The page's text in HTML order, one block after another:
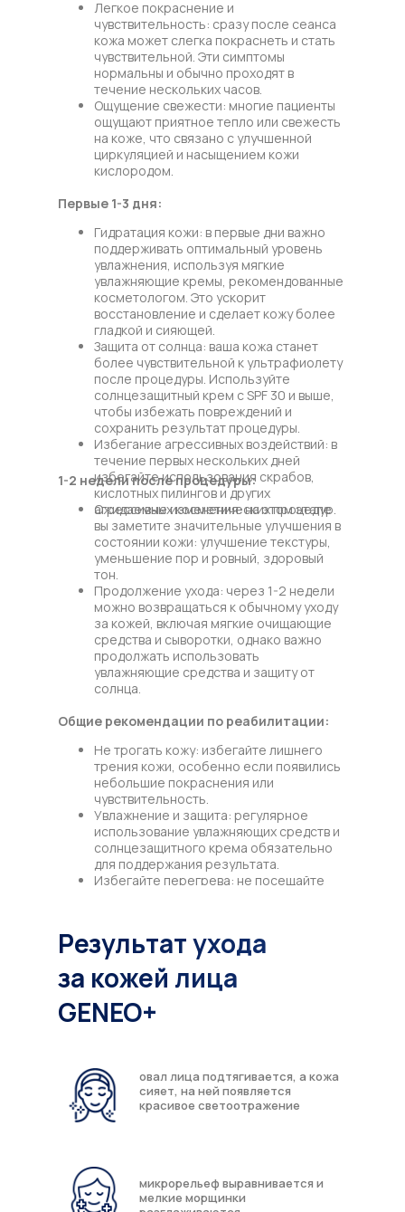
Легкое покраснение и
чувствительность: сразу после сеанса
кожа может слегка покраснеть и стать
чувствительной. Эти симптомы
нормальны и обычно проходят в
течение нескольких часов.
Ощущение свежести: многие пациенты
ощущают приятное тепло или свежесть
на коже, что связано с улучшенной
циркуляцией и насыщением кожи
кислородом.
Первые 1-3 дня:
Гидратация кожи: в первые дни важно
поддерживать оптимальный уровень
увлажнения, используя мягкие
увлажняющие кремы, рекомендованные
косметологом. Это ускорит
восстановление и сделает кожу более
гладкой и сияющей.
Защита от солнца: ваша кожа станет
более чувствительной к ультрафиолету
после процедуры. Используйте
солнцезащитный крем с SPF 30 и выше,
чтобы избежать повреждений и
сохранить результат процедуры.
Избегание агрессивных воздействий: в
течение первых нескольких дней
избегайте использования скрабов,
кислотных пилингов и других
агрессивных косметических процедур.
1-2 недели после процедуры:
Ожидаемые изменения: на этом этапе
вы заметите значительные улучшения в
состоянии кожи: улучшение текстуры,
уменьшение пор и ровный, здоровый
тон.
Продолжение ухода: через 1-2 недели
можно возвращаться к обычному уходу
за кожей, включая мягкие очищающие
средства и сыворотки, однако важно
продолжать использовать
увлажняющие средства и защиту от
солнца.
Общие рекомендации по реабилитации:
Не трогать кожу: избегайте лишнего
трения кожи, особенно если появились
небольшие покраснения или
чувствительность.
Увлажнение и защита: регулярное
использование увлажняющих средств и
солнцезащитного крема обязательно
для поддержания результата.
Избегайте перегрева: не посещайте
ускорить восстановление кожи.
Результат ухода
за кожей лица
GENEO+
овал лица подтягивается, а кожа
сияет, на ней появляется
красивое светоотражение
микрорельеф выравнивается и
мелкие морщинки